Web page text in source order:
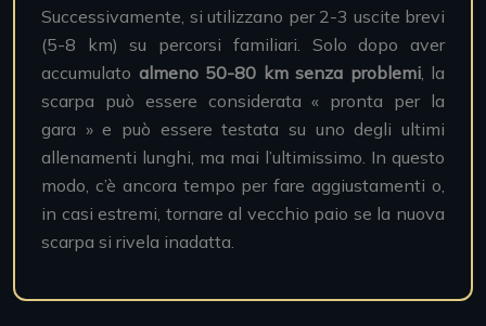
Successivamente, si utilizzano per 2-3 uscite brevi
(5-8 km) su percorsi familiari. Solo dopo aver
accumulato almeno 50-80 km senza problemi, la
scarpa può essere considerata « pronta per la
gara » e può essere testata su uno degli ultimi
allenamenti lunghi, ma mai l’ultimissimo. In questo
modo, c’è ancora tempo per fare aggiustamenti o,
in casi estremi, tornare al vecchio paio se la nuova
scarpa si rivela inadatta.